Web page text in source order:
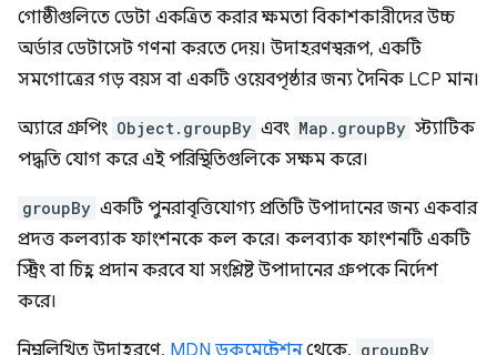
গোষ্ঠীগুলিতে ডেটা একত্রিত করার ক্ষমতা বিকাশকারীদের উচ্চ
অর্ডার ডেটাসেট গণনা করতে দেয়। উদাহরণস্বরূপ, একটি
সমগোত্রের গড় বয়স বা একটি ওয়েবপৃষ্ঠার জন্য দৈনিক LCP মান।
অ্যারে গ্রুপিং Object.groupBy এবং Map.groupBy স্ট্যাটিক
পদ্ধতি যোগ করে এই পরিস্থিতিগুলিকে সক্ষম করে।
groupBy একটি পুনরাবৃত্তিযোগ্য প্রতিটি উপাদানের জন্য একবার
প্রদত্ত কলব্যাক ফাংশনকে কল করে। কলব্যাক ফাংশনটি একটি
স্ট্রিং বা চিহ্ন প্রদান করবে যা সংশ্লিষ্ট উপাদানের গ্রুপকে নির্দেশ
করে।
নিম্নলিখিত উদাহরণে, MDN ডকুমেন্টেশনথেকে, groupBy